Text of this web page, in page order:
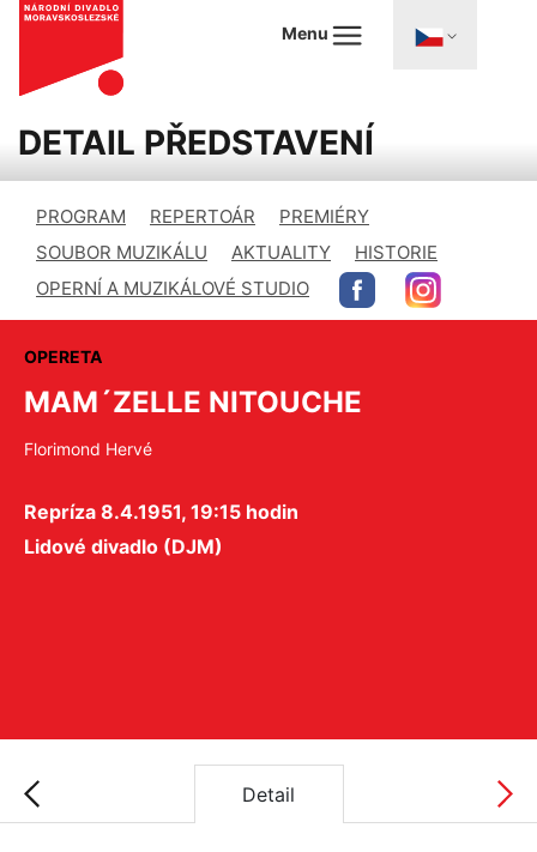
Menu
DETAIL PŘEDSTAVENÍ
PROGRAM REPERTOÁR
PREMIÉRY
SOUBOR MUZIKÁLU
AKTUALITY
HISTORIE
OPERNÍ A MUZIKÁLOVÉ STUDIO
OPERETA
MAM´ZELLE NITOUCHE
Florimond Hervé
Repríza 8.4.1951, 19:15 hodin
Lidové divadlo (DJM)
Detail